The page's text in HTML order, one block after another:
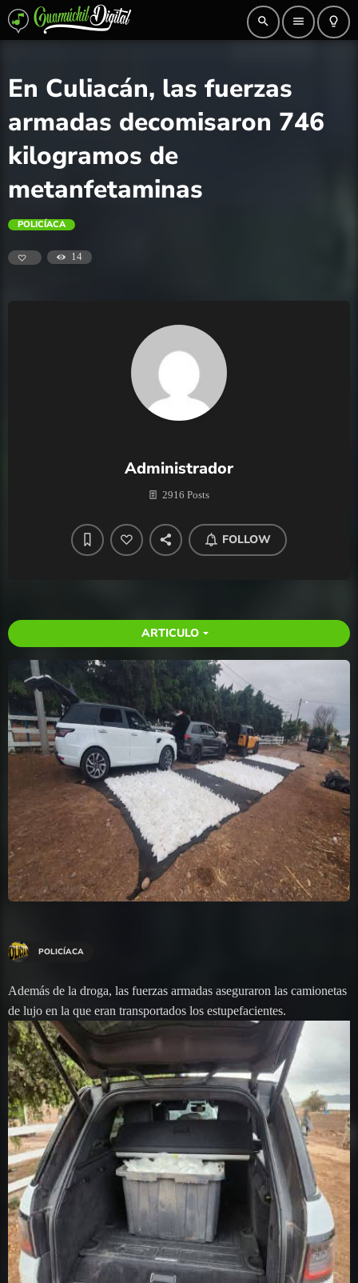
search menu lightbulb_outline
En Culiacán, las fuerzas
armadas decomisaron 746
kilogramos de
metanfetaminas
POLICÍACA
14
Administrador
2916 Posts
FOLLOW
ARTICULO arrow_drop_down
POLICÍACA
Además de la droga, las fuerzas armadas aseguraron las camionetas
de lujo en la que eran transportados los estupefacientes.